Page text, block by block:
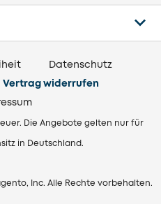
Datenschutz
Vertrag widerrufen
Die Angebote gelten nur für
in Deutschland.
Inc. Alle Rechte vorbehalten.